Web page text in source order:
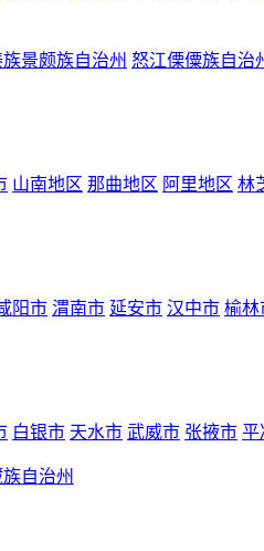
景颇族自治州 怒江傈僳族自治
山南地区 那曲地区 阿里地区 林
阳市 渭南市 延安市 汉中市 榆林
白银市 天水市 武威市 张掖市 平
自治州